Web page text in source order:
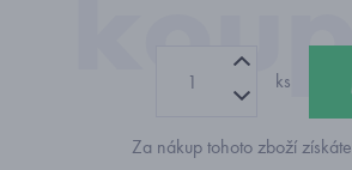
ks
Za nákup tohoto zboží získáte